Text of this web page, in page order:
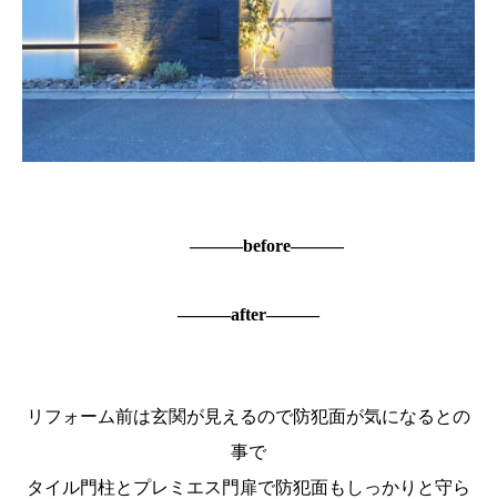
―――before―――
―――after―――
リフォーム前は玄関が見えるので防犯面が気になるとの
事で
タイル門柱とプレミエス門扉で防犯面もしっかりと守ら